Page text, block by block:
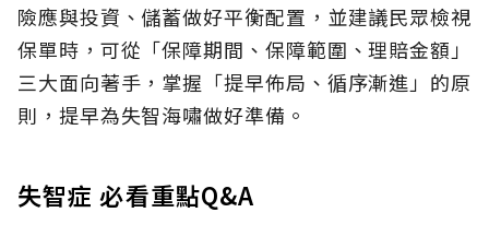
險應與投資、儲蓄做好平衡配置，並建議民眾檢視
保單時，可從「保障期間、保障範圍、理賠金額」
三大面向著手，掌握「提早佈局、循序漸進」的原
則，提早為失智海嘯做好準備。
失智症 必看重點Q&A